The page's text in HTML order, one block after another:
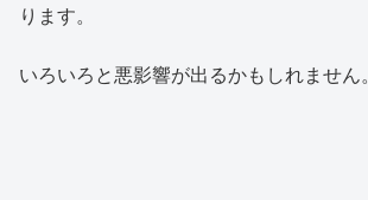
ります。
いろいろと悪影響が出るかもしれません。